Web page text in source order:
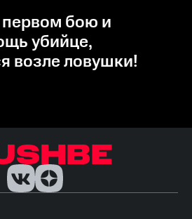
убийце,
возле ловушки!